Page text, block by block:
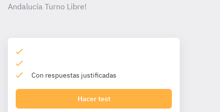
Andalucía Turno Libre!
Con respuestas justificadas
Hacer test